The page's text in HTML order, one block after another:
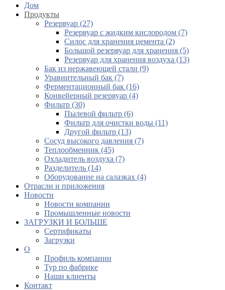
Дом
Продукты
Резервуар (27)
Резервуар с жидким кислородом (7)
Силос для хранения цемента (2)
Большой резервуар для хранения (5)
Резервуар для хранения воздуха (13)
Бак из нержавеющей стали (9)
Уравнительный бак (7)
Ферментационный бак (16)
Конвейерный резервуар (4)
Фильтр (30)
Пылевой фильтр (6)
Фильтр для очистки воды (11)
Другой фильтр (13)
Сосуд высокого давления (7)
Теплообменник (45)
Охладитель воздуха (7)
Разделитель (14)
Оборудование на салазках (4)
Отрасли и приложения
Новости
Новости компании
Промышленные новости
ЗАГРУЗКИ И БОЛЬШЕ
Сертификаты
Загрузки
О
Профиль компании
Тур по фабрике
Наши клиенты
Контакт